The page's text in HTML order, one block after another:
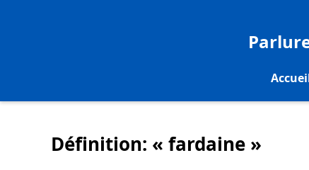
Définition: « fardaine »